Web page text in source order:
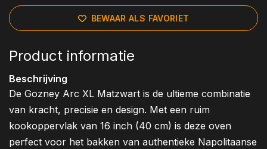
BEWAAR ALS FAVORIET
Product informatie
Beschrijving
De Gozney Arc XL Matzwart is de ultieme combinatie
van kracht, precisie en design. Met een ruim
kookoppervlak van 16 inch (40 cm) is deze oven
perfect voor het bakken van authentieke Napolitaanse